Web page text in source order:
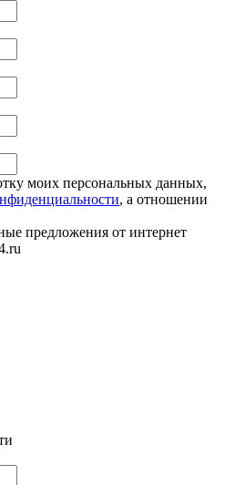
моих персональных данных,
, а отношении
предложения от интернет